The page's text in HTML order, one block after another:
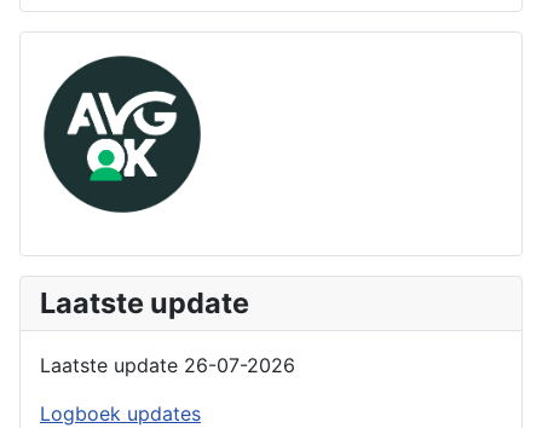
Laatste update
Laatste update 26-07-2026
Logboek updates